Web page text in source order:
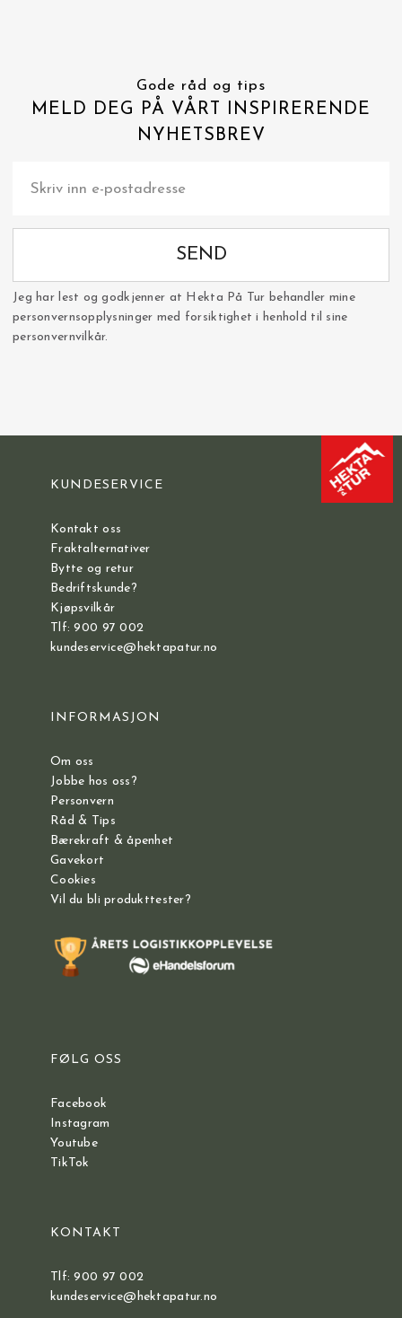
Gode råd og tips
MELD DEG PÅ VÅRT INSPIRERENDE
NYHETSBREV
SEND
Jeg har lest og godkjenner at Hekta På Tur behandler mine
personvernsopplysninger med forsiktighet i henhold til sine
personvernvilkår.
KUNDESERVICE
Kontakt oss
Fraktalternativer
Bytte og retur
Bedriftskunde?
Kjøpsvilkår
Tlf: 900 97 002
kundeservice@hektapatur.no
INFORMASJON
Om oss
Jobbe hos oss?
Personvern
Råd & Tips
Bærekraft & åpenhet
Gavekort
Cookies
Vil du bli produkttester?
FØLG OSS
Facebook
Instagram
Youtube
TikTok
KONTAKT
Tlf: 900 97 002
kundeservice@hektapatur.no